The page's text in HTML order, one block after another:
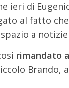
ieri di
al fatto
a
rimandato
Brando,